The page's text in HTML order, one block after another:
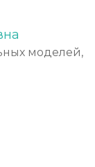
моделей,